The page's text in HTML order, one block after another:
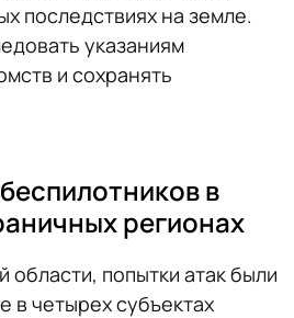
последствиях на земле.
указаниям
и сохранять
в
регионах
области, попытки атак были
в четырех субъектах